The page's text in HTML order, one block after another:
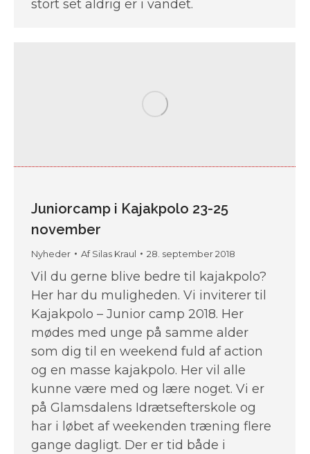
stort set aldrig er i vandet.
Juniorcamp i Kajakpolo 23-25
november
Nyheder AfSilas Kraul 28. september 2018
Vil du gerne blive bedre til kajakpolo?
Her har du muligheden. Vi inviterer til
Kajakpolo – Junior camp 2018. Her
mødes med unge på samme alder
som dig til en weekend fuld af action
og en masse kajakpolo. Her vil alle
kunne være med og lære noget. Vi er
på Glamsdalens Idrætsefterskole og
har i løbet af weekenden træning flere
gange dagligt. Der er tid både i